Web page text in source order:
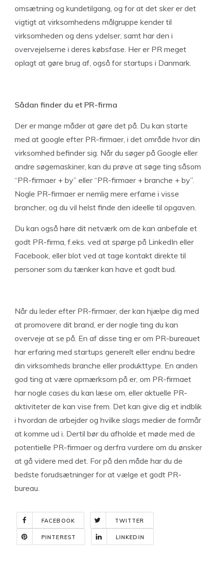
omsætning og kundetilgang, og for at det sker er det
vigtigt at virksomhedens målgruppe kender til
virksomheden og dens ydelser, samt har den i
overvejelserne i deres købsfase. Her er PR meget
oplagt at gøre brug af, også for startups i Danmark.
Sådan finder du et PR-firma
Der er mange måder at gøre det på. Du kan starte
med at google efter PR-firmaer, i det område hvor din
virksomhed befinder sig. Når du søger på Google eller
andre søgemaskiner, kan du prøve at søge ting såsom
“PR-firmaer + by” eller “PR-firmaer + branche + by”.
Nogle PR-firmaer er nemlig mere erfarne i visse
brancher, og du vil helst finde den ideelle til opgaven.
Du kan også høre dit netværk om de kan anbefale et
godt PR-firma, f.eks. ved at spørge på LinkedIn eller
Facebook, eller blot ved at tage kontakt direkte til
personer som du tænker kan have et godt bud.
Når du leder efter PR-firmaer, der kan hjælpe dig med
at promovere dit brand, er der nogle ting du kan
overveje at se på. En af disse ting er om PR-bureauet
har erfaring med startups generelt eller endnu bedre
din virksomheds branche eller produkttype. En anden
god ting at være opmærksom på er, om PR-firmaet
har nogle cases du kan læse om, eller aktuelle PR-
aktiviteter de kan vise frem. Det kan give dig et indblik
i hvordan de arbejder og hvilke slags medier de formår
at komme ud i. Dertil bør du afholde et møde med de
potentielle PR-firmaer og derfra vurdere om du ønsker
at gå videre med det. For på den måde har du de
bedste forudsætninger for at vælge et godt PR-
bureau.
FACEBOOK TWITTER
PINTEREST LINKEDIN